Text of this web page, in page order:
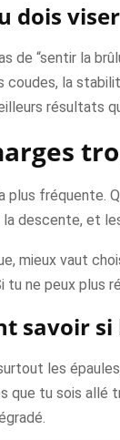
dois
de “sentir la
coudes, la
résultats
plus
descente, et
mieux vaut
tu ne peux plus
savoir
les
que tu sois allé